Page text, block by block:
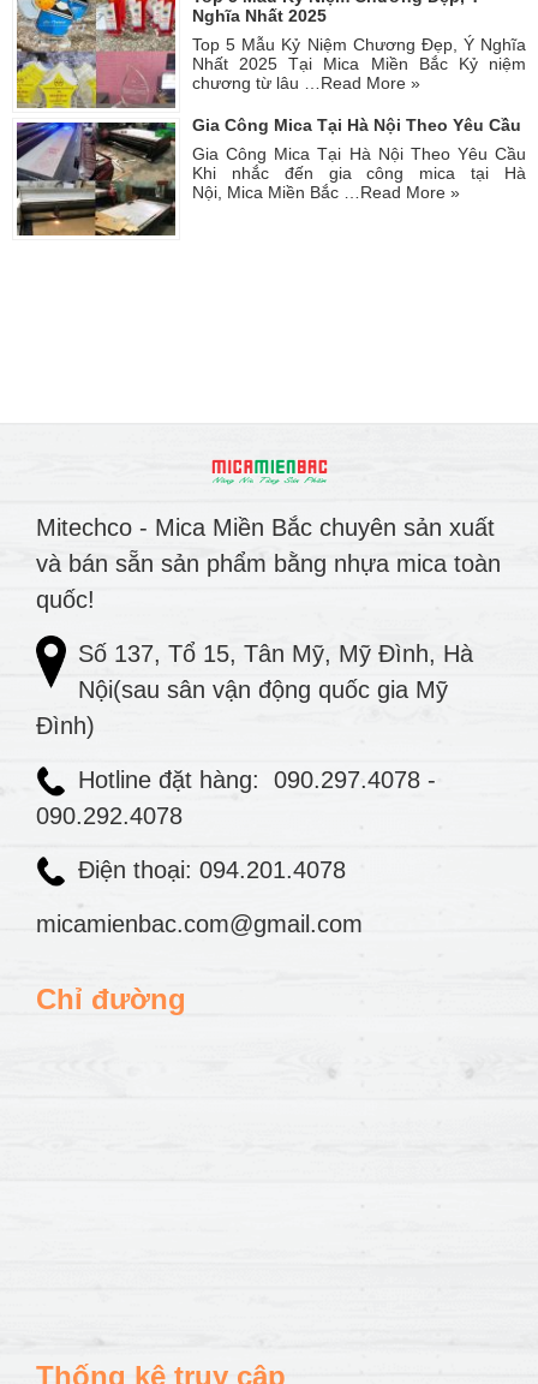
Nghĩa Nhất 2025
Top 5 Mẫu Kỷ Niệm Chương Đẹp, Ý Nghĩa
Nhất 2025 Tại Mica Miền Bắc Kỷ niệm
chương từ lâu …Read More »
Gia Công Mica Tại Hà Nội Theo Yêu Cầu
Gia Công Mica Tại Hà Nội Theo Yêu Cầu
Khi nhắc đến gia công mica tại Hà
Nội, Mica Miền Bắc … Read More »
Mitechco - Mica Miền Bắc chuyên sản xuất
và bán sẵn sản phẩm bằng nhựa mica toàn
quốc!
Số 137, Tổ 15, Tân Mỹ, Mỹ Đình, Hà
Nội(sau sân vận động quốc gia Mỹ
Đình)
Hotline đặt hàng: 090.297.4078 -
090.292.4078
Điện thoại: 094.201.4078
micamienbac.com@gmail.com
Chỉ đường
Thống kê truy cập